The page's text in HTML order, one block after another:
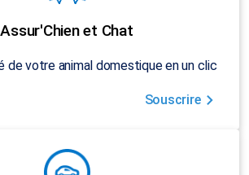
Assur'Chien et Chat
de votre animal domestique en un clic
Souscrire